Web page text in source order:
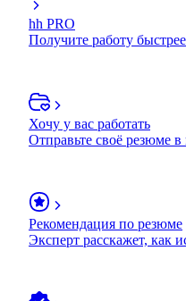
hh PRO
Получите работу
Хочу у вас работать
Отправьте своё резюме
Рекомендация по резюме
Эксперт расскажет, как